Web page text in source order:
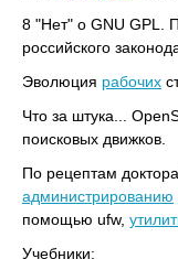
8 "Нет" о GNU GPL.
российского
Эволюция рабочих
Что за штука...
поисковых движков.
По рецептам
администрированию
помощью ufw,
Учебники: